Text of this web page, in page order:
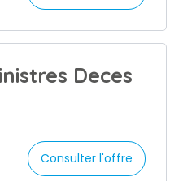
Deces
Consulter l'offre